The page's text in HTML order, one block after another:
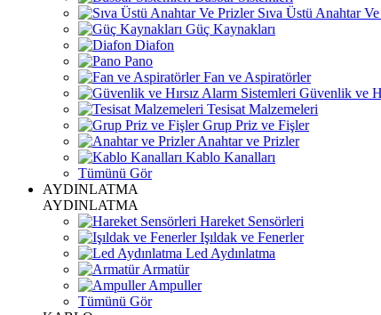
Sıva Üstü Anahtar
Güç Kaynakları
Diafon
Pano
Fan ve Aspiratörler
Güvenlik ve
Tesisat Malzemeleri
Grup Priz ve Fişler
Anahtar ve Prizler
Kablo Kanalları
Tümünü Gör
AYDINLATMA
AYDINLATMA
Hareket Sensörleri
Işıldak ve Fenerler
Led Aydınlatma
Armatür
Ampuller
Tümünü Gör